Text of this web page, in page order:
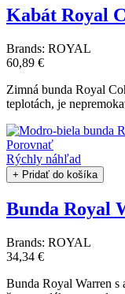
Kabát Royal
Brands: ROYAL
60,89 €
Zimná bunda Royal
teplotách, je
Porovnať
Rýchly náhľad
+ Pridať do košíka
Bunda Royal
Brands: ROYAL
34,34 €
Bunda Royal Warren s